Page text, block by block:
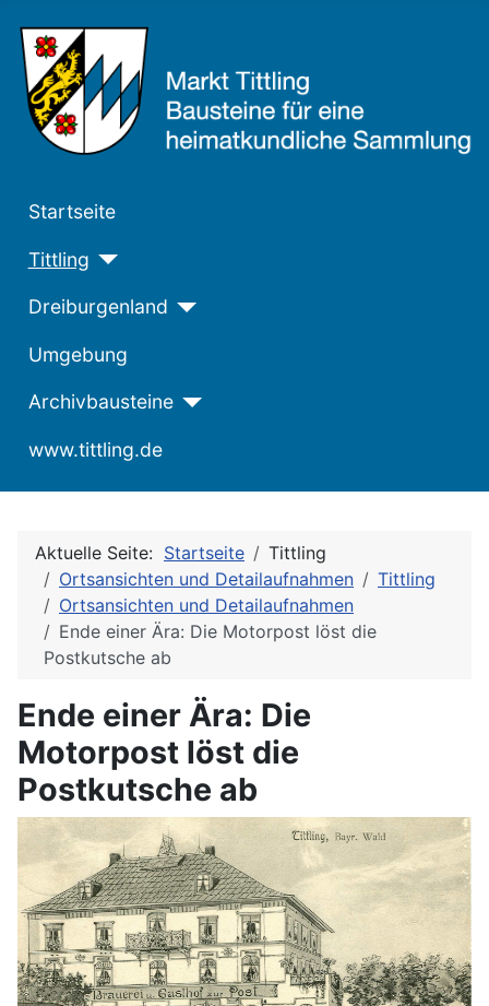
Startseite
Tittling
Dreiburgenland
Umgebung
Archivbausteine
www.tittling.de
Aktuelle Seite: Startseite
Tittling
Ortsansichten und Detailaufnahmen
Tittling
Ortsansichten und Detailaufnahmen
Ende einer Ära: Die Motorpost löst die
Postkutsche ab
Ende einer Ära: Die
Motorpost löst die
Postkutsche ab